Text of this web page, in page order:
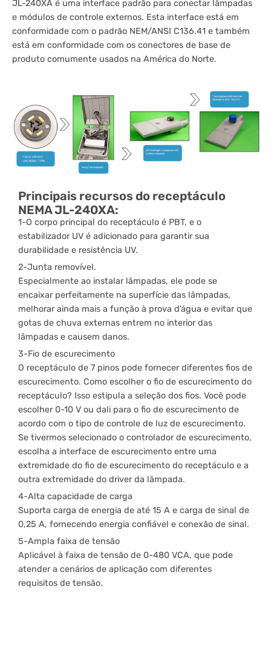
JL-240XA é uma interface padrão para conectar lâmpadas
e módulos de controle externos. Esta interface está em
conformidade com o padrão NEM/ANSI C136.41 e também
está em conformidade com os conectores de base de
produto comumente usados ​​na América do Norte.
Principais recursos do receptáculo
NEMA JL-240XA:
1-O corpo principal do receptáculo é PBT, e o
estabilizador UV é adicionado para garantir sua
durabilidade e resistência UV.
2-Junta removível.
Especialmente ao instalar lâmpadas, ele pode se
encaixar perfeitamente na superfície das lâmpadas,
melhorar ainda mais a função à prova d’água e evitar que
gotas de chuva externas entrem no interior das
lâmpadas e causem danos.
3-Fio de escurecimento
O receptáculo de 7 pinos pode fornecer diferentes fios de
escurecimento. Como escolher o fio de escurecimento do
receptáculo? Isso estipula a seleção dos fios. Você pode
escolher 0-10 V ou dali para o fio de escurecimento de
acordo com o tipo de controle de luz de escurecimento.
Se tivermos selecionado o controlador de escurecimento,
escolha a interface de escurecimento entre uma
extremidade do fio de escurecimento do receptáculo e a
outra extremidade do driver da lâmpada.
4-Alta capacidade de carga
Suporta carga de energia de até 15 A e carga de sinal de
0,25 A, fornecendo energia confiável e conexão de sinal.
5-Ampla faixa de tensão
Aplicável à faixa de tensão de 0-480 VCA, que pode
atender a cenários de aplicação com diferentes
requisitos de tensão.